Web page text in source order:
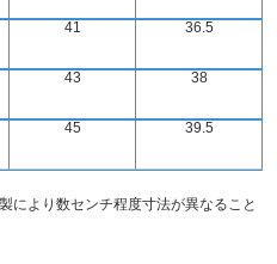
41
43
45
36.5
38
39.5
により数センチ程度寸法が異なること